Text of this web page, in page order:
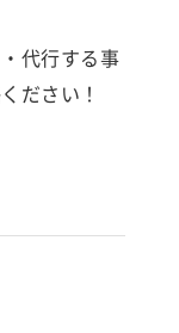
代行する事
ださい！